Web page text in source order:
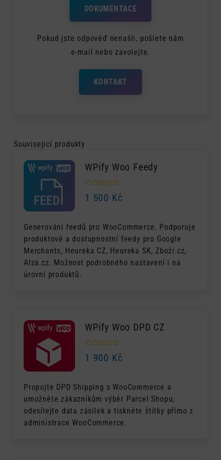
DOKUMENTACE
Pokud jste odpověď nenašli, pošlete nám
e-mail nebo zavolejte.
KONTAKT
Související produkty
WPify Woo Feedy
1 500 Kč
Generování feedů pro WooCommerce. Podporuje
produktové a dostupnostní feedy pro Google
Merchants, Heureka CZ, Heureka SK, Zboží.cz,
Alza.cz. Možnost podrobného nastavení i na
úrovni produktů.
WPify Woo DPD CZ
1 900 Kč
Propojte DPD Shipping s WooCommerce a
umožněte zákazníkům výběr Parcel Shopu,
odesílejte data zásilek a tiskněte štítky přímo z
administrace WooCommerce.